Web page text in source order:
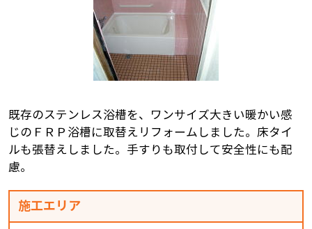
既存のステンレス浴槽を、ワンサイズ大きい暖かい感
じのＦＲＰ浴槽に取替えリフォームしました。床タイ
ルも張替えしました。手すりも取付して安全性にも配
慮。
施工エリア